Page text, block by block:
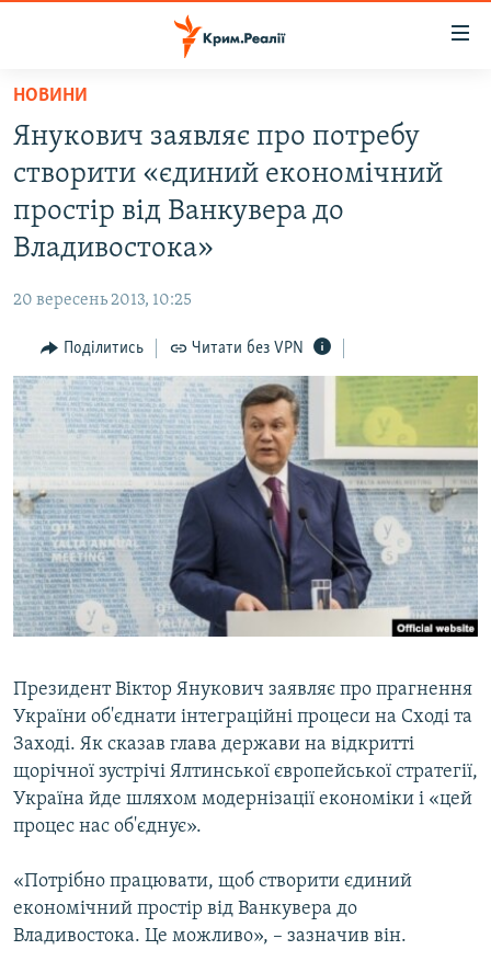
Перейти
основного
матеріалу
Перейти
до
основної
Перейти
пошуку
ВОДА.КРИМ
ВІДЕО ТА ФОТО
ПОЛІТИКА
ПОГЛЯД
ІНТЕРВ'Ю
ВСЕ ЗА ДЕНЬ
СПЕЦПРОЕКТИ
ВІДЕОУРОКИ «ELIFBE»
СВІДЧЕННЯ ОКУПАЦІЇ
УКРАЇНСЬКА ПРОБЛЕМА КРИМУ
ІНФОГРАФІКА
ЯК ОБІЙТИ БЛОКУВАННЯ
Русский
Qırımtatar
ДОЛУЧАЙСЯ!
Усі сайти RFE/RL
НОВИНИ
Янукович заявляє про потребу
створити «єдиний економічний
простір від Ванкувера до
Владивостока»
20 вересень 2013, 10:25
Поділитись Читати без VPN
Президент Віктор Янукович заявляє про прагнення
України об'єднати інтеграційні процеси на Сході та
Заході. Як сказав глава держави на відкритті
щорічної зустрічі Ялтинської європейської стратегії,
Україна йде шляхом модернізації економіки і «цей
процес нас об'єднує».
«Потрібно працювати, щоб створити єдиний
економічний простір від Ванкувера до
Владивостока. Це можливо», – зазначив він.